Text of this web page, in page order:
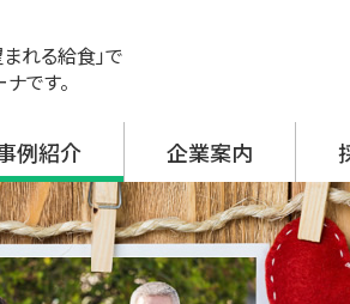
まれる給食」で
です。
例紹介 企業案内
代表挨拶
会社概要
アクセス
沿革
SDGsへの取り組み
シーナグループ
・ システムプラネット
・ アーチスタッフサービス
採用
先輩
募集
応募